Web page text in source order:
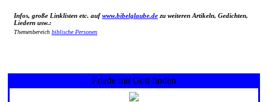
Infos, große Linklisten etc. aufwww.bibelglaube.de zu weiteren Artikeln, Gedichten,
Liedern usw.:
Themenbereich biblische Personen
Friede mit Gott finden